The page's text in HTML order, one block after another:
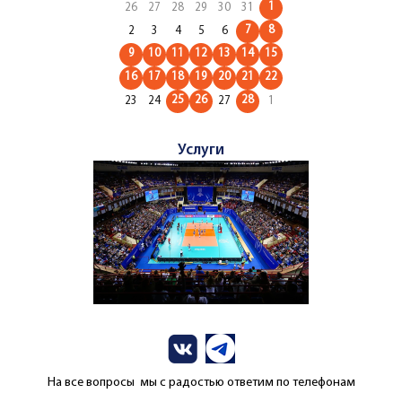
26 27 28 29 30 31 1
2 3 4 5 6 7
8
9
10 11 12 13 14
15
16
17 18 19 20 21 22
23 24 25 26 27 28
Услуги
На все вопросы мы с радостью ответим по телефонам